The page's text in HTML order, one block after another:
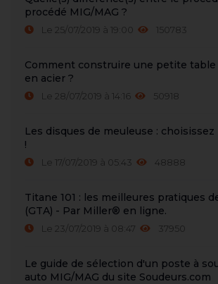
procédé MIG/MAG ?
Le 25/07/2019 à 19:00 150783
Comment construire une petite table
en acier ?
Le 28/07/2019 à 14:16 50918
Les disques de meuleuse :
!
Le 17/07/2019 à 05:43 48888
Titane 101 : les meilleures pratiques
(GTA) - Par Miller® en ligne.
Le 23/07/2019 à 08:47 37950
Le guide de sélection d'un poste à
auto MIG/MAG du site Soudeurs.com